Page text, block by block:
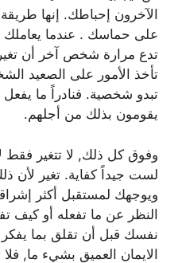
الآخرون إحباطك. إنها
على حماسك . عندما يعاملك
تدع مرارة شخص آخر أن
تأخذ الأمور على الصعيد
تبدو شخصية. فنادراً ما يفعل
يقومون بذلك من أجلهم.
وفوق كل ذلك, لا تتغير فقط
لست جيداً كفاية. تغير
ويوجهك لمستقبل أكثر
النظر عن ما تفعله أو كيف
نفسك قبل أن تقلق بما يفكر
الايمان العميق بشيء ما,